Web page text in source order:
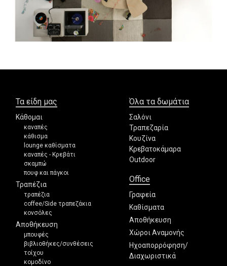
Τα είδη μας
Κάθομαι
καναπές
κάθισμα
lounge καθίσματα
καναπές - Κρεβάτι
σκαμπώ
πουφ και πάγκοι
Τραπέζια
τραπέζια
coffee/Side τραπεζάκια
κονσόλες
Αποθήκευση
μπουφές
βιβλιοθήκες/συνθέσεις
τοίχου
κομοδίνο
Όλα τα δωμάτια
Σαλόνι
Τραπεζαρία
Κουζίνα
Κρεβατοκάμαρα
Outdoor
Office
Γραφεία
Καθίσματα
Αποθήκευση
Χώροι Αναμονής
Ηχοαπορρόφηση/
Διαχωριστικά